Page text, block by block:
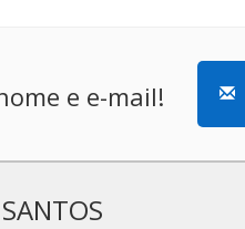
e e-mail!